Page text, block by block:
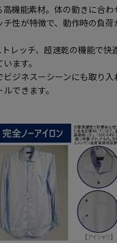
高機能素材。体の動きに合
性が特徴で、動作時の負荷
レッチ、超速乾の機能で快
ます。
ジネスーシーンにも取り
できます。